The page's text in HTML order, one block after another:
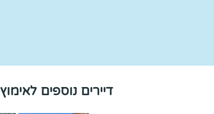
דיירים נוספים לאימוץ